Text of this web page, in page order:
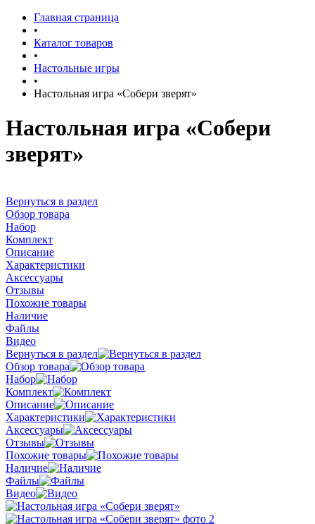
Главная страница
•
Каталог товаров
•
Настольные игры
•
Настольная игра «Собери зверят»
Настольная игра «Собери
зверят»
Вернуться в раздел
Обзор товара
Набор
Комплект
Описание
Характеристики
Аксессуары
Отзывы
Похожие товары
Наличие
Файлы
Видео
Вернуться в раздел
Обзор товара
Набор
Комплект
Описание
Характеристики
Аксессуары
Отзывы
Похожие товары
Наличие
Файлы
Видео